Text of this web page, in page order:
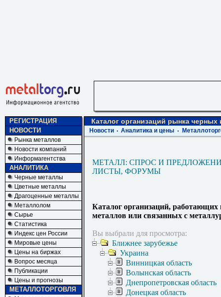
РЕГИСТРАЦИЯ
НОВОСТИ
Рынка металлов
Новости компаний
Информагентства
АНАЛИТИКА
Черные металлы
Цветные металлы
Драгоценные металлы
Металлолом
Сырье
Статистика
Индекс цен России
Мировые цены
Цены на биржах
Вопрос месяца
Публикации
Цены и прогнозы
МЕТАЛЛОТОРГОВЛЯ
Каталог организаций рынка
Новости Аналитика и цены
МЕТАЛЛ: СПРОС И
ЛИСТЫ, ФОРУМЫ
Каталог организаций,
металлов или связанных с
Вы выбрали для просмотра:
Ближнее зарубежье
Украина
Винницкая область
Волынская область
Днепропетровская область
Донецкая область